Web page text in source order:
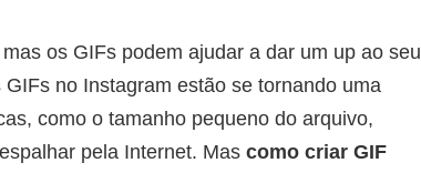
os GIFs podem ajudar a dar um up ao seu
no Instagram estão se tornando uma
como o tamanho pequeno do arquivo,
pela Internet. Mas como criar GIF